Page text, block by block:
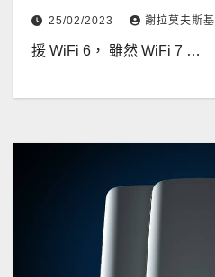
25/02/2023 謝拉莫夫斯基
援 WiFi 6， 雖然 WiFi 7 …